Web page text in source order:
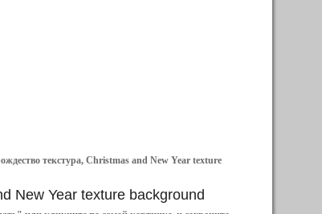
текстура, Christmas and New Year texture
New Year texture background